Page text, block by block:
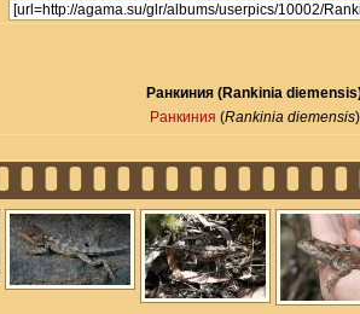
Ранкиния (Rankinia
Ранкиния (Rankinia diemensis)